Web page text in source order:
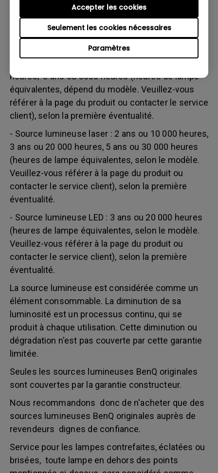
Paramètres
Seulement les cookies nécessaires
Accepter les cookies
La garantie constructeur de la lampe (mentionnée
ici comme source lumineuse) est basée sur le
type de source lumineuse et est limitée à ce qui
heures/ 3 ans ou 3000 heures (heures de lampe
équivalentes, dépend du modèle. Veuillez-vous
référer à la page du produit ou contacter le service
client), selon la première éventualité.
- Source lumineuse laser : 2 ans ou 10 000 heures,
3 ans ou 20 000 heures, 5 ans ou 30 000 heures
(heures de lampe équivalentes, selon le modèle.
Veuillez-vous référer à la page du produit ou
contacter le service client), selon la première
éventualité.
- Source lumineuse LED : 3 ans ou 20 000 heures
(heures de lampe équivalentes, selon le modèle.
Veuillez-vous référer à la page du produit ou
contacter le service client), selon la première
éventualité.
La source lumineuse est considérée comme un
élément consommable. La diminution de sa
luminosité est un processus continu, qui se
produit à chaque utilisation. Cette diminution ou
dégradation n'est pas couverte par cette garantie
limitée.
Seules les sources lumineuses BenQ originales
sont couvertes par la garantie constructeur.
Nous recommandons donc de n'acheter que des
sources lumineuses BenQ originales auprès de
revendeurs dignes de confiance.
Service pour les lampes contrefaites, éclatées ou
brisées, toute lampe en dehors des points